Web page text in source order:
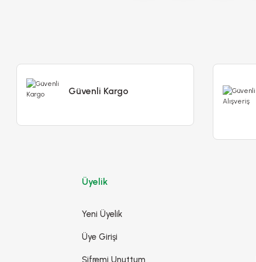
Güvenli Kargo
Üyelik
Yeni Üyelik
Üye Girişi
Şifremi Unuttum